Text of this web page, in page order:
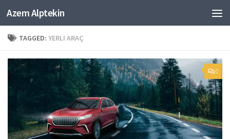
Skip to content
Azem Alptekin
TAGGED: YERLI ARAÇ
0